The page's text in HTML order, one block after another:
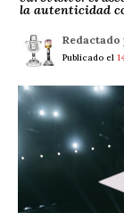
la autenticidad
Redactado
Publicado el